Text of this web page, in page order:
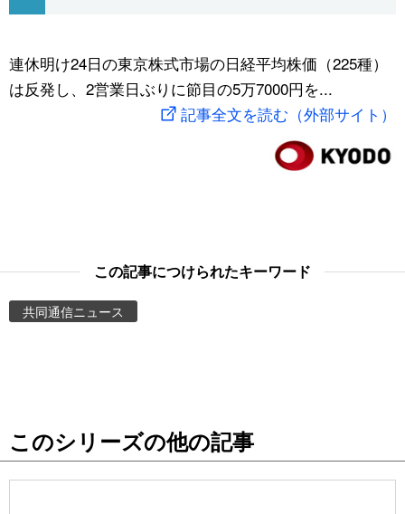
社会
文化
旅と暮らし
動画/Live
Images
People
公式SNS
暮らし
スポーツ・東京2020
連休明け24日の東京株式市場の日経平均株価（225種）
は反発し、2営業日ぶりに節目の5万7000円を...
記事全文を読む（外部サイト）
この記事につけられたキーワード
共同通信ニュース
このシリーズの他の記事